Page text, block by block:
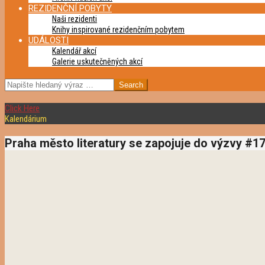
REZIDENČNÍ POBYTY
Naši rezidenti
Knihy inspirované rezidenčním pobytem
UDÁLOSTI
Kalendář akcí
Galerie uskutečněných akcí
SEARCH
Click Here
Kalendárium
Praha město literatury se zapojuje do výzvy